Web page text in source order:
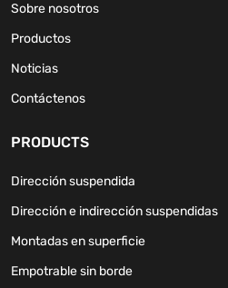
Sobre nosotros
Productos
Noticias
Contáctenos
PRODUCTS
Dirección suspendida
Dirección e indirección suspendidas
Montadas en superficie
Empotrable sin borde